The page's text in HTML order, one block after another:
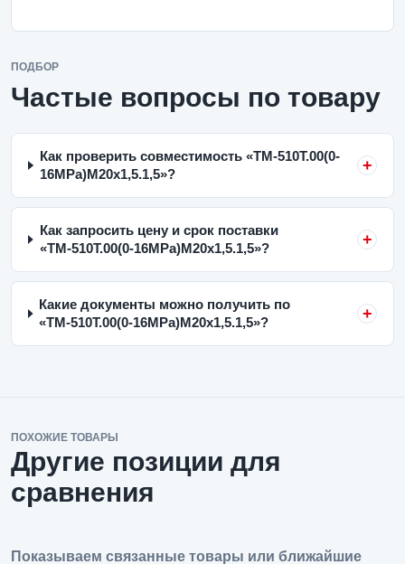
ПОДБОР
Частые вопросы по товару
Как проверить совместимость «ТМ-510Т.00(0-
16MPa)M20x1,5.1,5»?
Как запросить цену и срок поставки
«ТМ-510Т.00(0-16MPa)M20x1,5.1,5»?
Какие документы можно получить по
«ТМ-510Т.00(0-16MPa)M20x1,5.1,5»?
ПОХОЖИЕ ТОВАРЫ
Другие позиции для
сравнения
Показываем связанные товары или ближайшие